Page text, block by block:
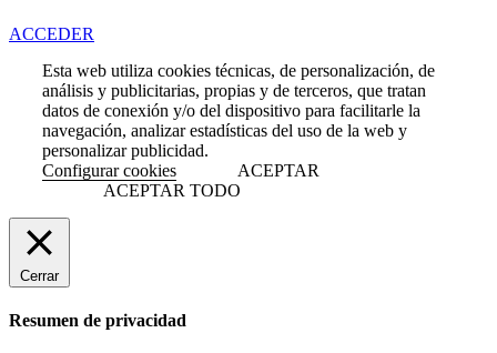
ACCEDER
Esta web utiliza cookies técnicas, de personalización, de
análisis y publicitarias, propias y de terceros, que tratan
datos de conexión y/o del dispositivo para facilitarle la
navegación, analizar estadísticas del uso de la web y
personalizar publicidad.
Configurar cookies
ACEPTAR
ACEPTAR TODO
Cerrar
Resumen de privacidad